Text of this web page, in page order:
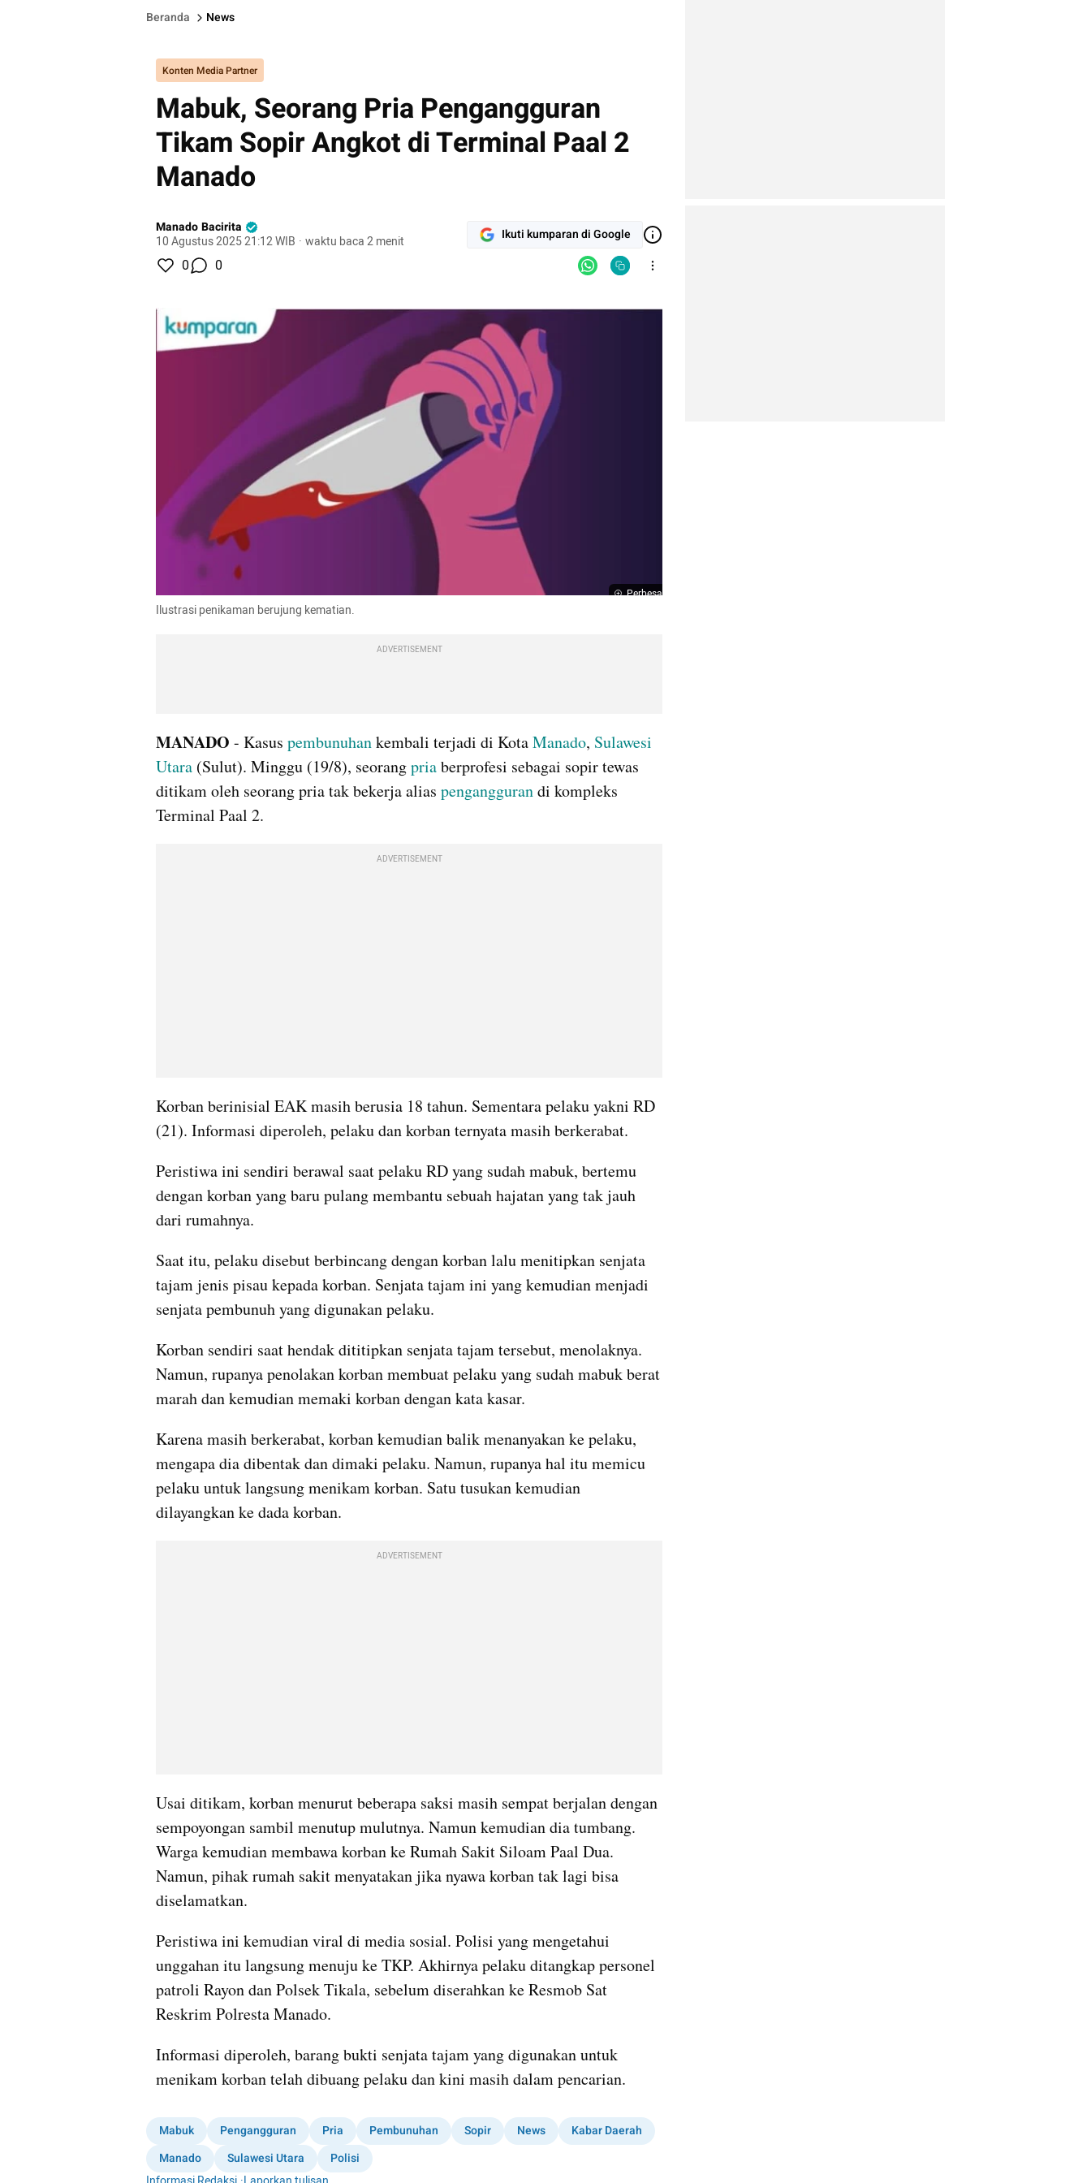
Beranda News
Konten Media Partner
Mabuk, Seorang Pria Pengangguran
Tikam Sopir Angkot di Terminal Paal 2
Manado
Manado Bacirita
10 Agustus 2025 21:12 WIB · waktu baca 2 menit Ikuti kumparan di Google
0 0
Perbesar
Ilustrasi penikaman berujung kematian.
ADVERTISEMENT
MANADO - Kasus pembunuhan kembali terjadi di Kota Manado, Sulawesi
Utara (Sulut). Minggu (19/8), seorang pria berprofesi sebagai sopir tewas
ditikam oleh seorang pria tak bekerja alias pengangguran di kompleks
Terminal Paal 2.
ADVERTISEMENT
Korban berinisial EAK masih berusia 18 tahun. Sementara pelaku yakni RD
(21). Informasi diperoleh, pelaku dan korban ternyata masih berkerabat.
Peristiwa ini sendiri berawal saat pelaku RD yang sudah mabuk, bertemu
dengan korban yang baru pulang membantu sebuah hajatan yang tak jauh
dari rumahnya.
Saat itu, pelaku disebut berbincang dengan korban lalu menitipkan senjata
tajam jenis pisau kepada korban. Senjata tajam ini yang kemudian menjadi
senjata pembunuh yang digunakan pelaku.
Korban sendiri saat hendak dititipkan senjata tajam tersebut, menolaknya.
Namun, rupanya penolakan korban membuat pelaku yang sudah mabuk berat
marah dan kemudian memaki korban dengan kata kasar.
Karena masih berkerabat, korban kemudian balik menanyakan ke pelaku,
mengapa dia dibentak dan dimaki pelaku. Namun, rupanya hal itu memicu
pelaku untuk langsung menikam korban. Satu tusukan kemudian
dilayangkan ke dada korban.
ADVERTISEMENT
Usai ditikam, korban menurut beberapa saksi masih sempat berjalan dengan
sempoyongan sambil menutup mulutnya. Namun kemudian dia tumbang.
Warga kemudian membawa korban ke Rumah Sakit Siloam Paal Dua.
Namun, pihak rumah sakit menyatakan jika nyawa korban tak lagi bisa
diselamatkan.
Peristiwa ini kemudian viral di media sosial. Polisi yang mengetahui
unggahan itu langsung menuju ke TKP. Akhirnya pelaku ditangkap personel
patroli Rayon dan Polsek Tikala, sebelum diserahkan ke Resmob Sat
Reskrim Polresta Manado.
Informasi diperoleh, barang bukti senjata tajam yang digunakan untuk
menikam korban telah dibuang pelaku dan kini masih dalam pencarian.
Mabuk Pengangguran Pria Pembunuhan Sopir News
Kabar Daerah
Manado
Sulawesi Utara
Polisi